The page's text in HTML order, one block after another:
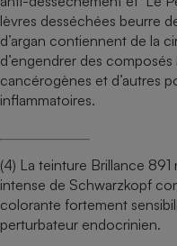
lèvres desséchées beurre
d’argan contiennent de la
d’engendrer des
cancérogènes et d’autres
inflammatoires.
(4) La teinture Brillance
intense de Schwarzkopf
colorante fortement
perturbateur endocrinien.